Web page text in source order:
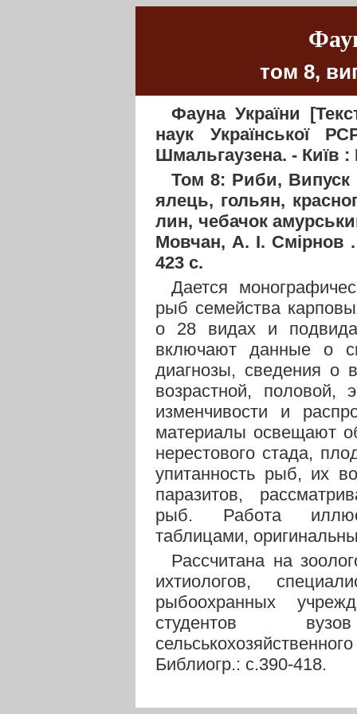
том 8,
Фауна України
наук Української
Шмальгаузена. - Київ :
Том 8: Риби, Випуск
ялець, гольян,
лин, чебачок
Мовчан, А. І. Смірнов
423 с.
Дается
рыб семейства
о 28 видах и
включают данные о
диагнозы, сведения о
возрастной, половой,
изменчивости и
материалы освещают
нерестового стада,
упитанность рыб, их
паразитов,
рыб. Работа
таблицами,
Рассчитана на
ихтиологов,
рыбоохранных
студентов
Библиогр.: с.390-418.